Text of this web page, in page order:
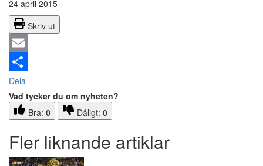
24 april 2015
Skriv ut
Email
Dela
Vad tycker du om nyheten?
Bra: 0 Dåligt: 0
Fler liknande artiklar